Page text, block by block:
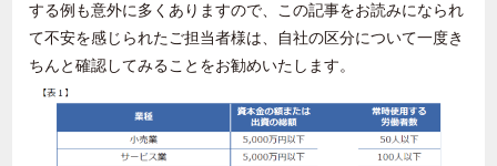
する例も意外に多くありますので、この記事をお読みになられ
て不安を感じられたご担当者様は、自社の区分について一度き
ちんと確認してみることをお勧めいたします。